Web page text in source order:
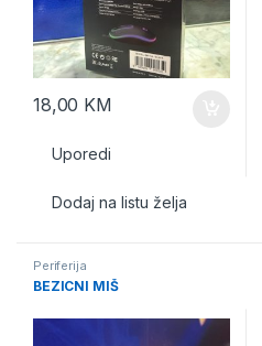
18,00 KM
Uporedi
Dodaj na listu želja
Periferija
BEZICNI MIŠ